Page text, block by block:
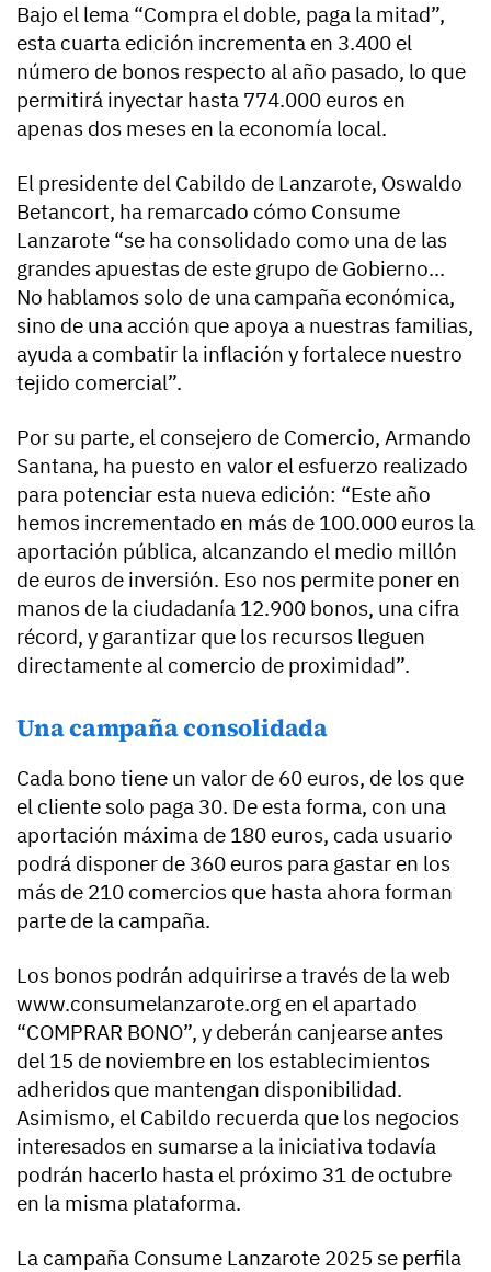
Bajo el lema “Compra el doble, paga la mitad”,
esta cuarta edición incrementa en 3.400 el
número de bonos respecto al año pasado, lo que
permitirá inyectar hasta 774.000 euros en
apenas dos meses en la economía local.
El presidente del Cabildo de Lanzarote, Oswaldo
Betancort, ha remarcado cómo Consume
Lanzarote “se ha consolidado como una de las
grandes apuestas de este grupo de Gobierno...
No hablamos solo de una campaña económica,
sino de una acción que apoya a nuestras familias,
ayuda a combatir la inflación y fortalece nuestro
tejido comercial”.
Por su parte, el consejero de Comercio, Armando
Santana, ha puesto en valor el esfuerzo realizado
para potenciar esta nueva edición: “Este año
hemos incrementado en más de 100.000 euros la
aportación pública, alcanzando el medio millón
de euros de inversión. Eso nos permite poner en
manos de la ciudadanía 12.900 bonos, una cifra
récord, y garantizar que los recursos lleguen
directamente al comercio de proximidad”.
Una campaña consolidada
Cada bono tiene un valor de 60 euros, de los que
el cliente solo paga 30. De esta forma, con una
aportación máxima de 180 euros, cada usuario
podrá disponer de 360 euros para gastar en los
más de 210 comercios que hasta ahora forman
parte de la campaña.
Los bonos podrán adquirirse a través de la web
www.consumelanzarote.org en el apartado
“COMPRAR BONO”, y deberán canjearse antes
del 15 de noviembre en los establecimientos
adheridos que mantengan disponibilidad.
Asimismo, el Cabildo recuerda que los negocios
interesados en sumarse a la iniciativa todavía
podrán hacerlo hasta el próximo 31 de octubre
en la misma plataforma.
La campaña Consume Lanzarote 2025 se perfila